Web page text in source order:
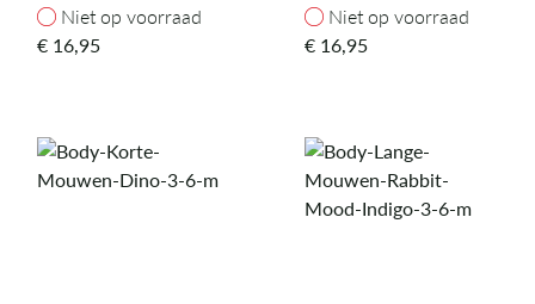
Niet op voorraad
Niet op voorraad
€ 16,95
Niet op voorraad
Niet op voorraad
€ 16,95